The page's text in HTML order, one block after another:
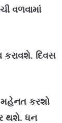
વળવામાં
દિવસ
મહેનત કરશો
થશે. ધન